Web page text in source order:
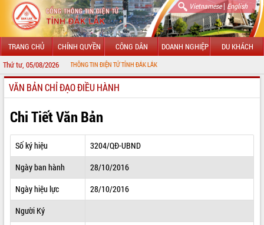
Vietnamese| English
TRANG CHỦ CHÍNH QUYỀN CÔNG DÂN DOANH NGHIỆP DU KHÁCH
Thứ tư, 05/08/2026
VỚI CỔNG THÔNG TIN ĐIỆN TỬ TỈNH ĐẮK LẮK
GIỚI THIỆU
LÃNH ĐẠO UBND TỈNH
TIN TỨC SỰ KIỆN
SỞ, BAN, NGÀNH
THÔNG TIN CHỈ ĐẠO ĐIỀU HÀNH
VĂN BẢN CHỈ ĐẠO ĐIỀU HÀNH
Chi Tiết Văn Bản
Số ký hiệu
3204/QĐ-UBND
Ngày ban hành
28/10/2016
Ngày hiệu lực
28/10/2016
Người Ký